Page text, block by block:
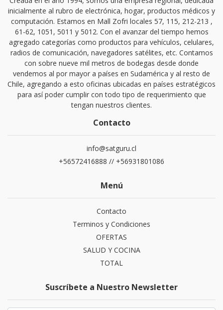
inicialmente al rubro de electrónica, hogar, productos médicos y
computación. Estamos en Mall Zofri locales 57, 115, 212-213 ,
61-62, 1051, 5011 y 5012. Con el avanzar del tiempo hemos
agregado categorías como productos para vehículos, celulares,
radios de comunicación, navegadores satélites, etc. Contamos
con sobre nueve mil metros de bodegas desde donde
vendemos al por mayor a países en Sudamérica y al resto de
Chile, agregando a esto oficinas ubicadas en países estratégicos
para así poder cumplir con todo tipo de requerimiento que
tengan nuestros clientes.
Contacto
info@satguru.cl
+56572416888 // +56931801086
Menú
Contacto
Terminos y Condiciones
OFERTAS
SALUD Y COCINA
TOTAL
Suscríbete a Nuestro Newsletter